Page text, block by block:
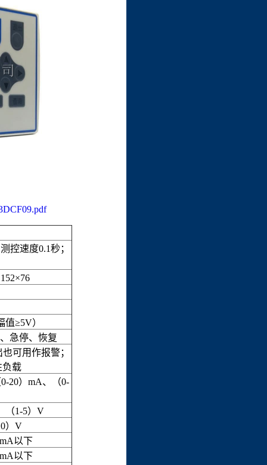
控速度0.1秒；
≥5V）
急停、恢复
可用作报警；
负载
20）mA、（0-
（1-5）V
）V
以下
以下